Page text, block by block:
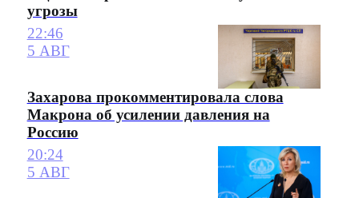
угрозы
22:46
5 АВГ
Захарова прокомментировала слова
Макрона об усилении давления на
Россию
20:24
5 АВГ